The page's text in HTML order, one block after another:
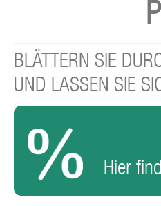
BLÄTTERN SIE
UND LASSEN SIE
Hier